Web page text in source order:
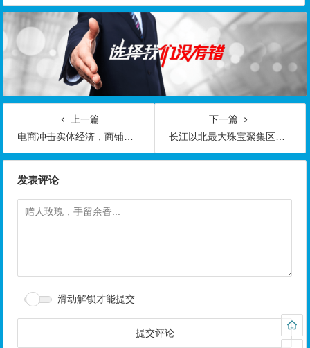
上一篇
电商冲击实体经济，商铺退租遭遇“霸王条款”
下一篇
长江以北最大珠宝聚集区调查：生意太差 商户撤离
发表评论
滑动解锁才能提交